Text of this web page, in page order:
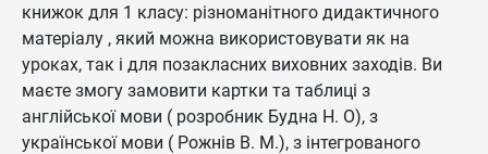
книжок для 1 класу: різноманітного дидактичного
матеріалу , який можна використовувати як на
уроках, так і для позакласних виховних заходів. Ви
маєте змогу замовити картки та таблиці з
англійської мови ( розробник Будна Н. О), з
української мови ( Рожнів В. М.), з інтегрованого